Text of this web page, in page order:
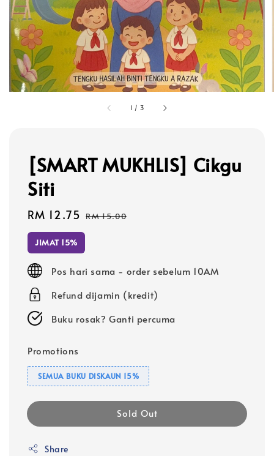
1 / 3
[SMART MUKHLIS] Cikgu
Siti
Sale
price
RM 12.75 Regular
RM 15.00
JIMAT 15%
Pos hari sama - order sebelum 10AM
Refund dijamin (kredit)
Buku rosak? Ganti percuma
Promotions
SEMUA BUKU DISKAUN 15%
Sold Out
Share